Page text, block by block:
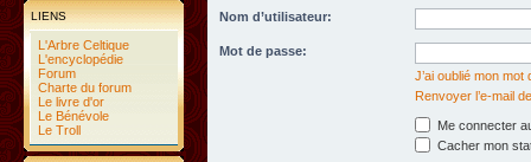
LIENS
L'Arbre Celtique
L'encyclopédie
Forum
Charte du forum
Le livre d'or
Le Bénévole
Le Troll
Nom d’utilisateur:
Mot de passe:
J’ai oublié mon mot
Renvoyer l’e-mail
Me connecter
Cacher mon